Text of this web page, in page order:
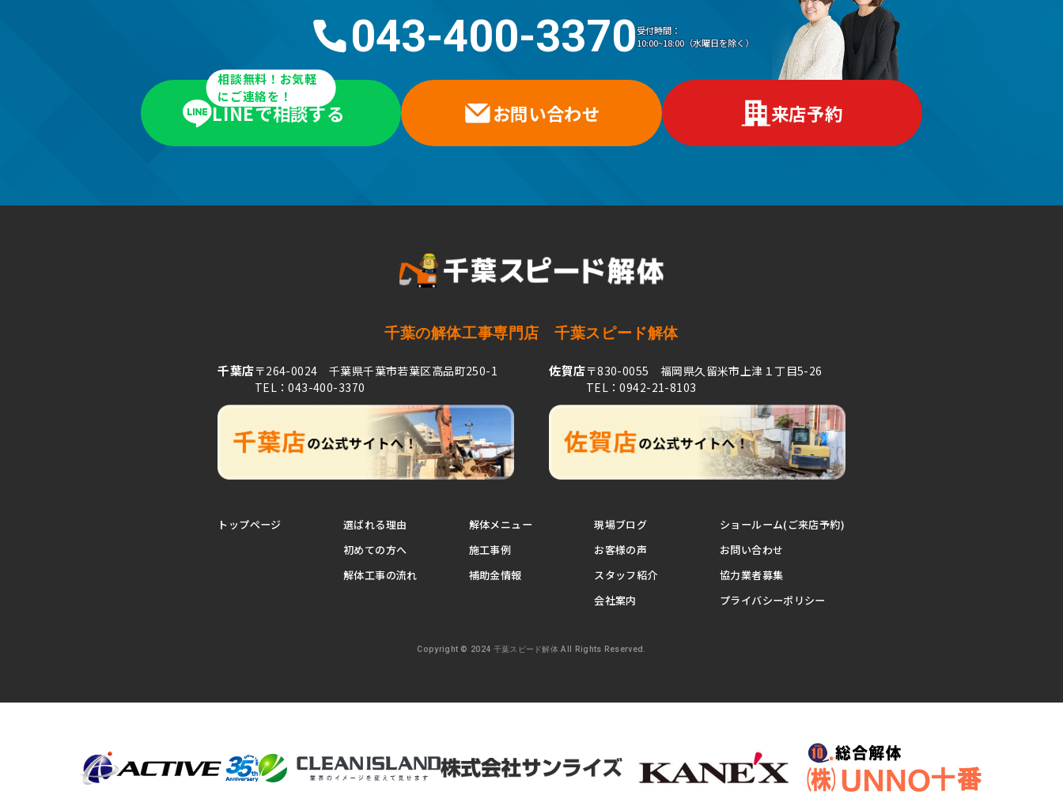
043-400-3370受付時間：
10:00~18:00（水曜日を除く）
相談無料！お気軽
にご連絡を！
LINEで相談する お問い合わせ 来店予約
千葉の解体工事専門店千葉スピード解体
千葉店〒264-0024 千葉県千葉市若葉区高品町250-1
TEL：043-400-3370
佐賀店〒830-0055 福岡県久留米市上津１丁目5-26
TEL：0942-21-8103
トップページ 選ばれる理由 解体メニュー 現場ブログ
ショールーム(ご来店予約)
初めての方へ
施工事例 お客様の声
お問い合わせ
解体工事の流れ
補助金情報 スタッフ紹介
協力業者募集
会社案内
プライバシーポリシー
Copyright © 2024 千葉スピード解体 All Rights Reserved.